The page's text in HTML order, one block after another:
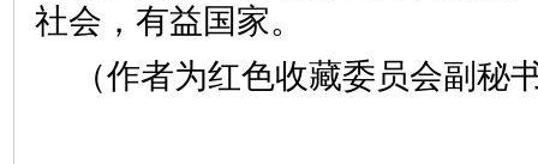
社会，有益国家。
（作者为红色收藏委员会副秘